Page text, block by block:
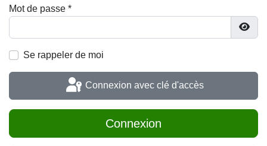
Mot de passe *
Se rappeler de moi
Connexion avec clé d'accès
Connexion